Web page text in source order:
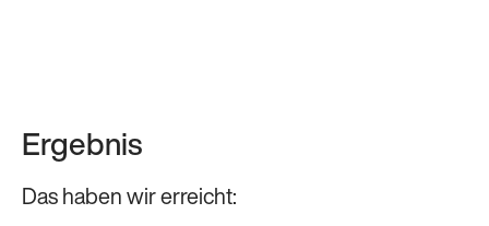
Ergebnis
Das haben wir erreicht: